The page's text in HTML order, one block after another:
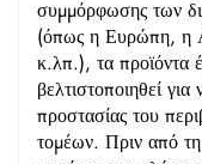
συμμόρφωσης των
(όπως η Ευρώπη, η
κ.λπ.), τα προϊόντα
βελτιστοποιηθεί
προστασίας του
τομέων. Πριν από